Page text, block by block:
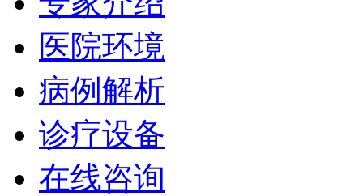
医院环境
病例解析
诊疗设备
在线咨询